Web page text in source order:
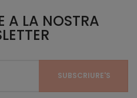
A LA NOSTRA